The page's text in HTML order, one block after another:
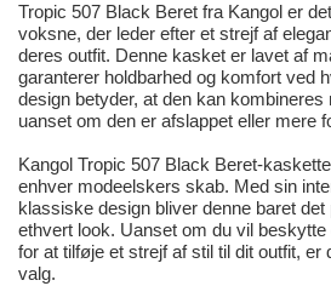
Tropic 507 Black Beret fra Kangol er
voksne, der leder efter et strejf af
deres outfit. Denne kasket er lavet af
garanterer holdbarhed og komfort ved
design betyder, at den kan kombineres
uanset om den er afslappet eller mere
Kangol Tropic 507 Black Beret-
enhver modeelskers skab. Med sin
klassiske design bliver denne baret
ethvert look. Uanset om du vil
for at tilføje et strejf af stil til dit outfit, er
valg.